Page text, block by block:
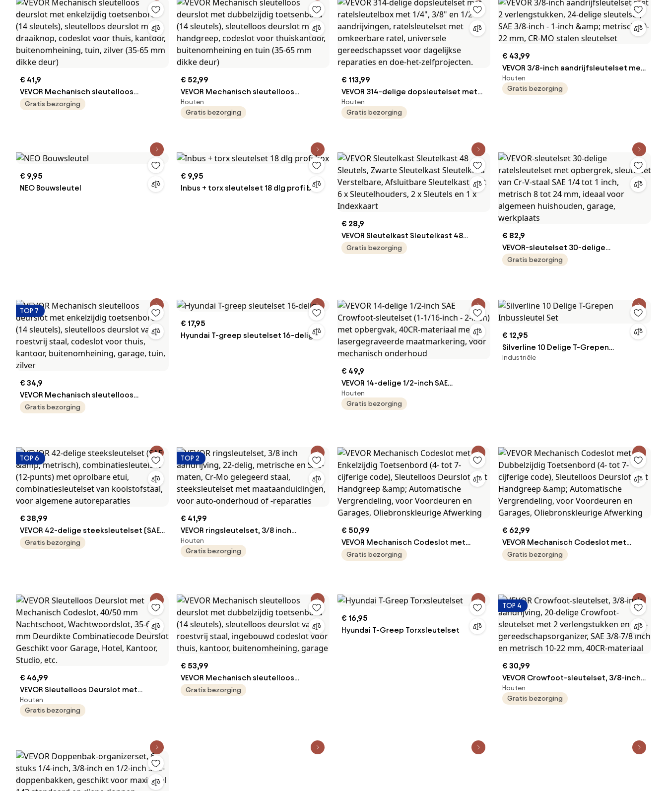
€ 41,9
VEVOR Mechanisch sleutelloos
deurslot met enkelzijdig toetsenbord
(35-65 mm dikke deur)
Gratis bezorging
€ 52,99
VEVOR Mechanisch sleutelloos
deurslot met dubbelzijdig
toetsenbord (14 sleutels), sleutelloos
tuin (35-65 mm dikke deur)
Houten
Gratis bezorging
€ 113,99
VEVOR 314-delige dopsleutelset met
ratelsleutelbox met 1/4", 3/8" en 1/2"
aandrijvingen, ratelsleutelset met
reparaties en doe-het-zelfprojecten.
Houten
Gratis bezorging
€ 43,99
VEVOR 3/8-inch aandrijfsleutelset met
2 verlengstukken, 24-delige sleutelset,
SAE 3/8-inch - 1-inch &amp; metrisch
Houten
Gratis bezorging
€ 9,95
NEO Bouwsleutel
€ 9,95
Inbus + torx sleutelset 18 dlg profi box
€ 28,9
VEVOR Sleutelkast Sleutelkast 48
Sleutels, Zwarte Sleutelkast
Gratis bezorging
€ 82,9
VEVOR-sleutelset 30-delige
ratelsleutelset met opbergrek,
werkplaats
Gratis bezorging
TOP 7
€ 34,9
VEVOR Mechanisch sleutelloos
deurslot met enkelzijdig toetsenbord
tuin, zilver
Gratis bezorging
€ 17,95
Hyundai T-greep sleutelset 16-delig
€ 49,9
VEVOR 14-delige 1/2-inch SAE
Crowfoot-sleutelset (1-1/16-inch - 2-
inch) met opbergvak, 40CR-materiaal
Houten
Gratis bezorging
€ 12,95
Silverline 10 Delige T-Grepen
Inbussleutel Set
Industriële
TOP 6
€ 38,99
VEVOR 42-delige steeksleutelset (SAE
&amp; metrisch),
Gratis bezorging
TOP 2
€ 41,99
VEVOR ringsleutelset, 3/8 inch
aandrijving, 22-delig, metrische en
SAE-maten, Cr-Mo gelegeerd staal,
Houten
Gratis bezorging
€ 50,99
VEVOR Mechanisch Codeslot met
Enkelzijdig Toetsenbord (4- tot 7-
Garages, Oliebronskleurige Afwerking
Gratis bezorging
€ 62,99
VEVOR Mechanisch Codeslot met
Dubbelzijdig Toetsenbord (4- tot 7-
Garages, Oliebronskleurige Afwerking
Gratis bezorging
€ 46,99
VEVOR Sleutelloos Deurslot met
Mechanisch Codeslot, 40/50 mm
Nachtschoot, Wachtwoordslot, 35-65
Kantoor, Studio, etc.
Houten
Gratis bezorging
€ 53,99
VEVOR Mechanisch sleutelloos
deurslot met dubbelzijdig
Gratis bezorging
€ 16,95
Hyundai T-Greep Torxsleutelset
TOP 4
€ 30,99
VEVOR Crowfoot-sleutelset, 3/8-inch
aandrijving, 20-delige Crowfoot-
sleutelset met 2 verlengstukken en
Houten
Gratis bezorging